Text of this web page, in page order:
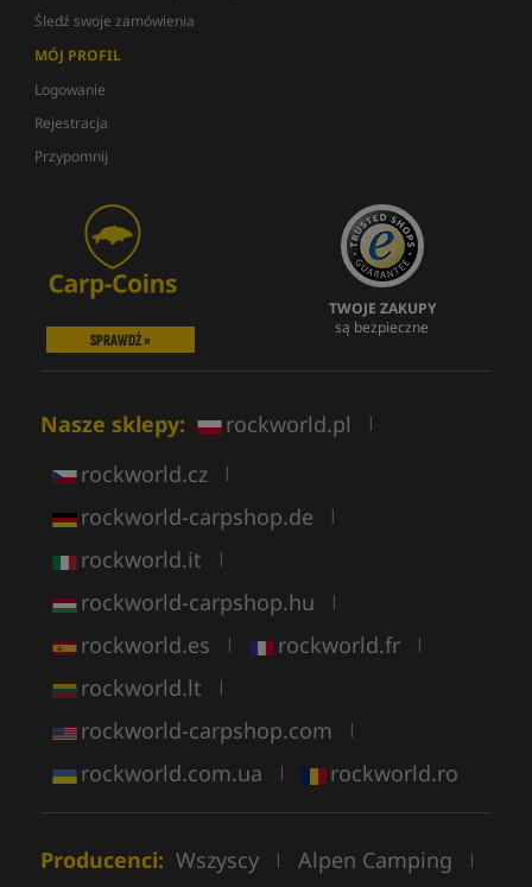
Śledź swoje zamówienia
MÓJ PROFIL
Logowanie
Rejestracja
Przypomnij
SPRAWDŹ »
TWOJE ZAKUPY
są bezpieczne
Nasze sklepy: rockworld.pl |
rockworld.cz |
rockworld-carpshop.de |
rockworld.it |
rockworld-carpshop.hu |
rockworld.es | rockworld.fr |
rockworld.lt |
rockworld-carpshop.com |
rockworld.com.ua | rockworld.ro
Producenci: Wszyscy | Alpen Camping |